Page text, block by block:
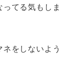
てる気もしま
をしないよう